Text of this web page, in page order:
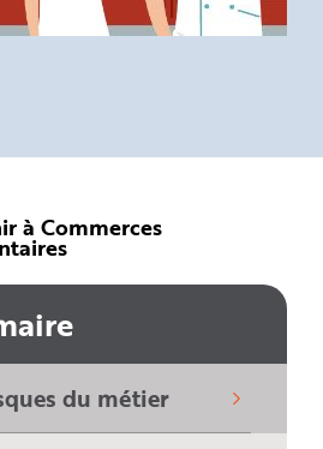
à Commerces
du métier